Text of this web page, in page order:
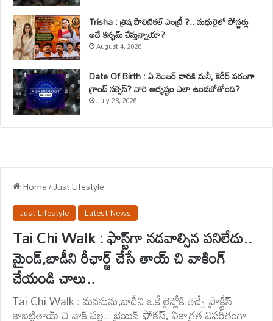
Trisha : త్రిష పొలిటికల్ ఎంట్రీ ?.. మధురైలో పోస్టర్లు
అదే కన్ఫమ్ చేస్తున్నాయా?
August 4, 2026
Date Of Birth : ఏ నెంబర్ వారికి మనీ, కెరీర్ పరంగా
గ్రాండ్ సక్సెస్? వారి అదృష్టం ఎలా ఉండబోతోంది?
July 28, 2026